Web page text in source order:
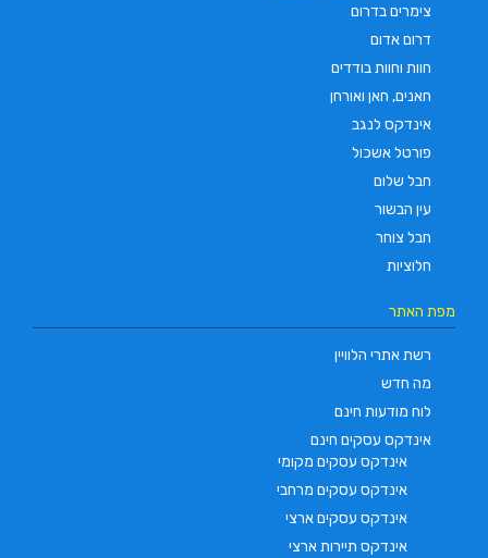
צימרים בדרום
דרום אדום
חוות וחוות בודדים
חאנים, חאן ואורחן
אינדקס לנגב
פורטל אשכול
חבל שלום
עין הבשור
חבל צוחר
חלוציות
מפת האתר
רשת אתרי הלוויין
מה חדש
לוח מודעות חינם
אינדקס עסקים חינם
אינדקס עסקים מקומי
אינדקס עסקים מרחבי
אינדקס עסקים ארצי
אינדקס תיירות ארצי